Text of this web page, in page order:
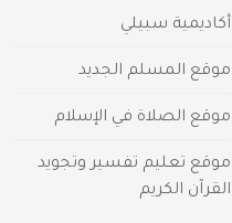
أكاديمية سبيلي
موقع المسلم الجديد
موقع الصلاة في الإسلام
موقع تعليم تفسير وتجويد
القرآن الكريم